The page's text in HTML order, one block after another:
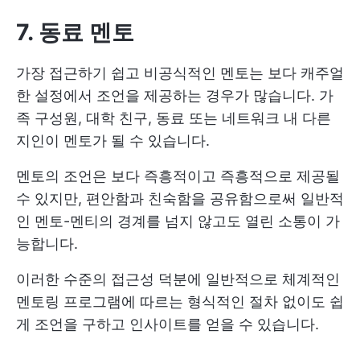
7. 동료 멘토
가장 접근하기 쉽고 비공식적인 멘토는 보다 캐주얼
한 설정에서 조언을 제공하는 경우가 많습니다. 가
족 구성원, 대학 친구, 동료 또는 네트워크 내 다른
지인이 멘토가 될 수 있습니다.
멘토의 조언은 보다 즉흥적이고 즉흥적으로 제공될
수 있지만, 편안함과 친숙함을 공유함으로써 일반적
인 멘토-멘티의 경계를 넘지 않고도 열린 소통이 가
능합니다.
이러한 수준의 접근성 덕분에 일반적으로 체계적인
멘토링 프로그램에 따르는 형식적인 절차 없이도 쉽
게 조언을 구하고 인사이트를 얻을 수 있습니다.